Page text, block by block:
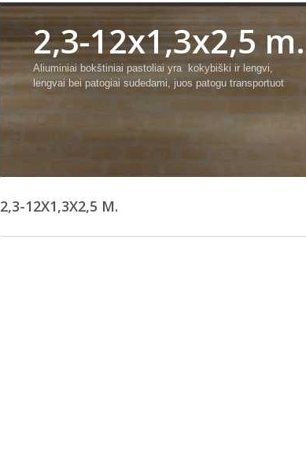
2,3-12x1,3x2,5 m.
Aliuminiai bokštiniai pastoliai yra kokybiški ir lengvi,
lengvai bei patogiai sudedami, juos patogu transportuot
2,3-12X1,3X2,5 M.